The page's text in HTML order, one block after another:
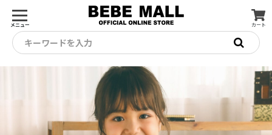
メニュー カート
キーワードを入力